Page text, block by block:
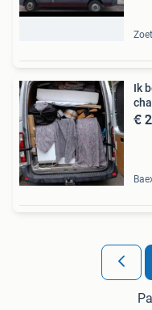
Ik
€